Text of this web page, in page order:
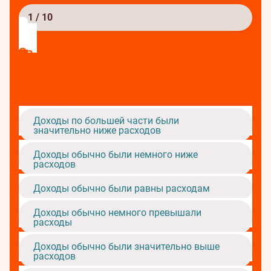
1 / 10
За последние 12 месяцев
Доходы по большей части были
значительно ниже расходов
Доходы обычно были немного ниже
расходов
Доходы обычно были равны расходам
Доходы обычно немного превышали
расходы
Доходы обычно были значительно выше
расходов